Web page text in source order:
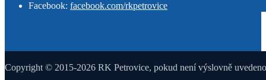
Facebook: facebook.com/rkpetrovice
Copyright © 2015-2026 RK Petrovice, pokud není výslovně